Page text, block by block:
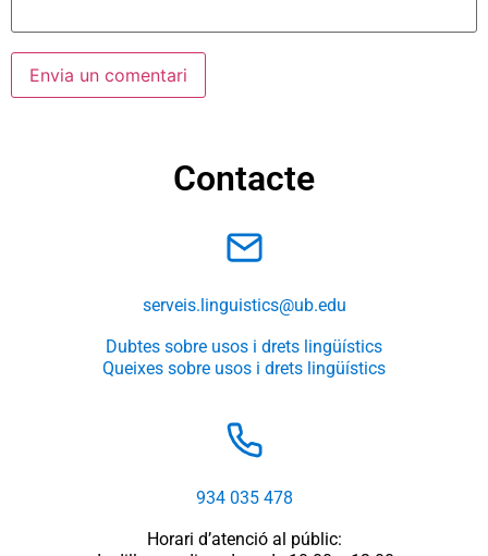
Contacte
serveis.linguistics@ub.edu
Dubtes sobre usos i drets lingüístics
Queixes sobre usos i drets lingüístics
934 035 478
Horari d’atenció al públic: